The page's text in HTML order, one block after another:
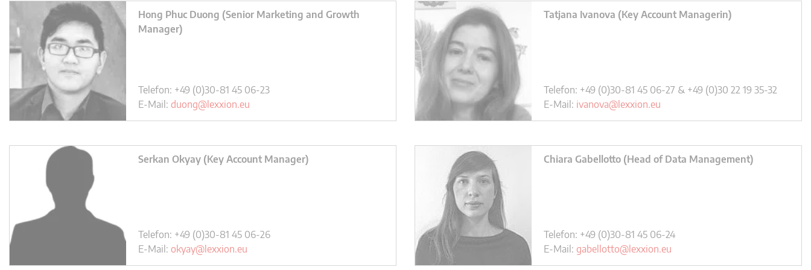
Hong Phuc Duong (Senior Marketing and Growth
Manager)
Telefon: +49 (0)30-81 45 06-23
E-Mail: duong@lexxion.eu
Tatjana Ivanova (Key Account Managerin)
Telefon: +49 (0)30-81 45 06-27 & +49 (0)30 22 19 35-32
E-Mail: ivanova@lexxion.eu
Serkan Okyay (Key Account Manager)
Telefon: +49 (0)30-81 45 06-26
E-Mail: okyay@lexxion.eu
Chiara Gabellotto (Head of Data Management)
Telefon: +49 (0)30-81 45 06-24
E-Mail: gabellotto@lexxion.eu